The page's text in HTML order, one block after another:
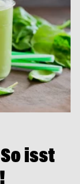
isst